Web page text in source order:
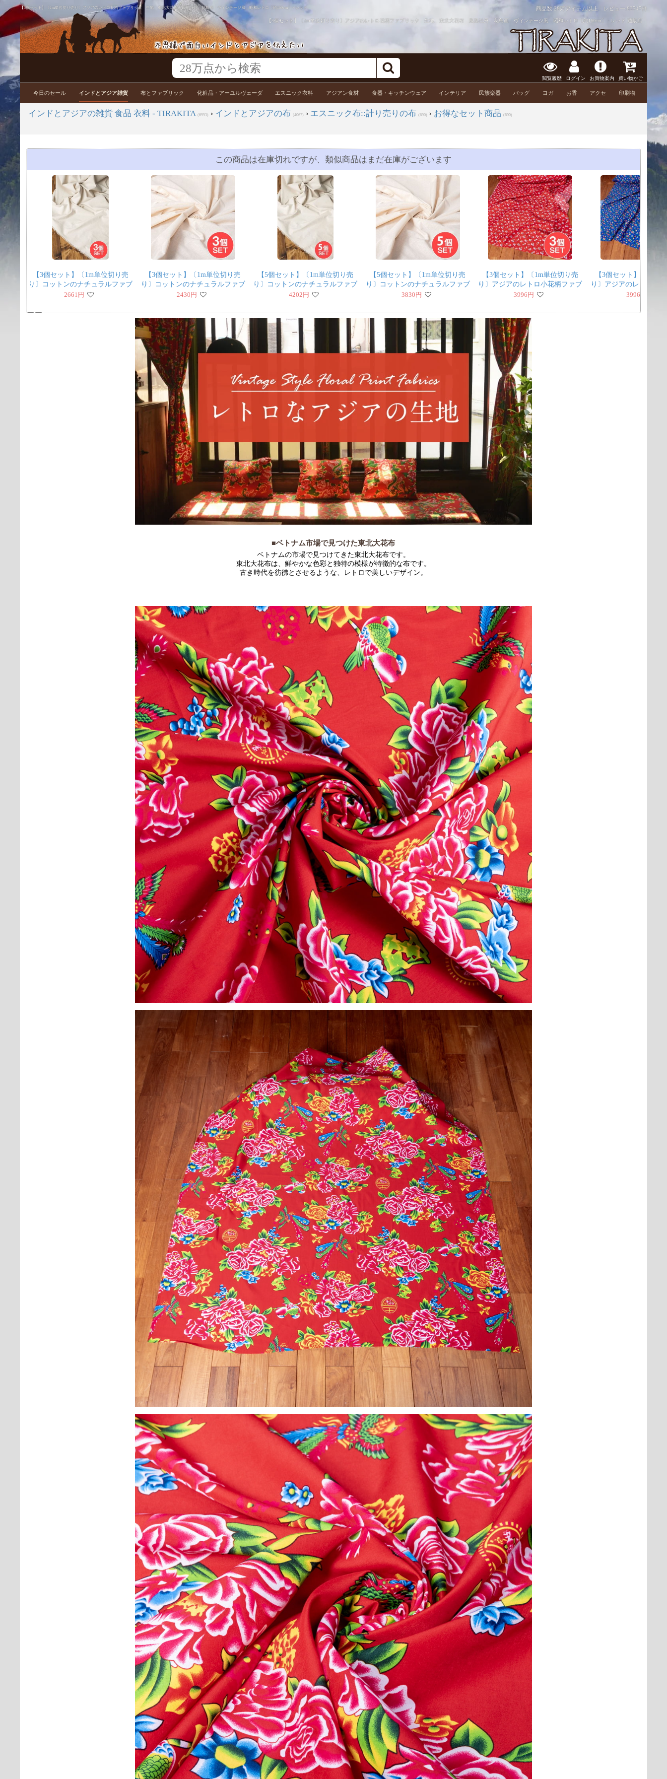
【5個セット】〔1m単位切り売り〕アジアのレトロ花柄ファブリック 生地 東北大花布 鳳凰牡丹 花鳥画 ヴィンテージ風 昭和レトロ〔約160cm〕 - レッド 商品数:28万アイテム以上 レビュー:83747件
【5個セット】〔1m単位切り売り〕アジアのレトロ花柄ファブリック 生地 東北大花布 鳳凰牡丹 花鳥画 ヴィンテージ風 昭和レトロ〔約160cm〕 - レッド 通販店
閲覧履歴 ログイン お買物案内 買い物かご
今日のセール インドとアジア雑貨 布とファブリック 化粧品・アーユルヴェーダ エスニック衣料 アジアン食材 食器・キッチンウェア インテリア 民族楽器 バッグ ヨガ お香 アクセ 印刷物
インドとアジアの雑貨 食品 衣料 - TIRAKITA (6953) › インドとアジアの布 (4067) › エスニック布::計り売りの布 (690) › お得なセット商品 (690)
この商品は在庫切れですが、類似商品はまだ在庫がございます
【3個セット】〔1m単位切り売
り〕コットンのナチュラルファブ
リック(キャンバス地) オフホワ
2661 円
【3個セット】〔1m単位切り売
り〕コットンのナチュラルファブ
リック(キャンバス地) 〔幅約
2430 円
【5個セット】〔1m単位切り売
り〕コットンのナチュラルファブ
リック(キャンバス地) オフホワ
4202 円
【5個セット】〔1m単位切り売
り〕コットンのナチュラルファブ
リック(キャンバス地) 〔幅約
3830 円
【3個セット】〔1m単位切り売
り〕アジアのレトロ小花柄ファブ
リック ヴィンテージ風 昭和レ
3996 円
【3個セット】〔1m単
り〕アジアのレトロ小
リック ヴィンテージ
トロ〔約128cm〕 -
3996円
■ベトナム市場で見つけた東北大花布
ベトナムの市場で見つけてきた東北大花布です。
東北大花布は、鮮やかな色彩と独特の模様が特徴的な布です。
古き時代を彷彿とさせるような、レトロで美しいデザイン。